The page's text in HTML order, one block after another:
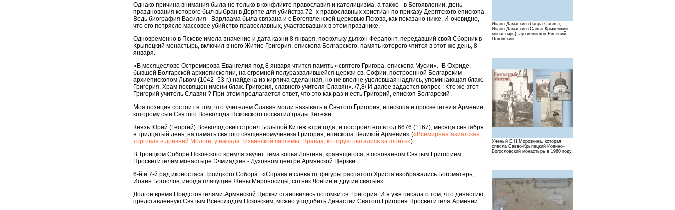
Иоанн Дамаскин (Лавра Саввы),
Иоанн Дамаскин (Савво-Крыпецкий
монастырь), архиепископ Евсевий
Псковский
Ученый Е.Н.Морозкина, которая
спасла Савво-Крыпецкий Иоанно-
Богословский монастырь в 1960 году
Однако причина внимания была не только в конфликте православия и католицизма, а также - в Богоявлении, день
празднования которого был выбран в Дерпте для убийства 72 -х православных христиан по приказу Дерптского епископа.
Ведь биография Василия - Варлаама была связана и с Богоявленской церковью Пскова, как показано ниже. И очевидно,
что его потрясло массовое убийство православных, участвовавших в этом празднике.
Одновременно в Пскове имела значение и дата казни 8 января, поскольку дьякон Ферапонт, передавший свой Сборник в
Крыпецкий монастырь, включил в него Житие Григория, епископа Болгарского, память которого чтится в этот же день, 8
января.
«В месяцеслове Остромирова Евангелия под 8 января чтится память «святого Григора, епископа Мусии».- В Охриде,
бывшей Болгарской архиепископии, на огромной полуразвалившейся церкви св. Софии, построенной Болгарским
архиепископом Львом (1042- 53 г.) найдена из кирпича сделанная, но не вполне уцелевшая надпись, упоминающая блаж.
Григория. Храм посвящен имени блаж. Григория, славного учителя Славян». /7,8/ И далее задается вопрос : Кто же этот
Григорий учитель Славян ? При этом предлагается ответ, что это как раз и есть Григорий, епископ Болгарский.
Моя позиция состоит в том, что учителем Славян могли называть и Святого Григория, епископа и просветителя Армении,
которому сын Святого Всеволода Псковского посвятил грады Китежи.
Князь Юрий (Георгий) Всеволодович строил Большой Китеж «три года, и построил его в год 6676 (1167), месяца сентября
в тридцатый день, на память святого священномученика Григория, епископа Великой Армении» («Всемирная азиатская
торговля в древней Мологе, у начала Тихвинской системы. Правда, которую пытались затопить»).
В Троицком Соборе Псковского кремля звучит тема копья Лонгина, хранящегося, в основанном Святым Григорием
Просветителем монастыре Эчмиадзин - Духовном центре Армянской Церкви:
6-й и 7-й ряд иконостаса Троицкого Собора : «Справа и слева от фигуры распятого Христа изображались Богоматерь,
Иоанн Богослов, иногда плачущие Жены Мироносицы, сотник Лонгин и другие святые».
Долгое время Предстоятелями Армянской Церкви cтановились потомки св. Григория. И я уже писала о том, что династию,
представленную Святым Всеволодом Псковским, можно уподобить Династии Святого Григория Просветителя Армении.